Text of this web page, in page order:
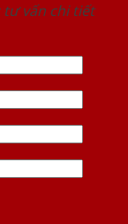
tư vấn chi tiết